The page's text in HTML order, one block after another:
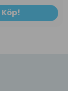
Köp!